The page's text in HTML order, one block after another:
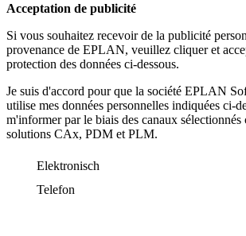
Acceptation de publicité
Si vous souhaitez recevoir de la publicité
provenance de EPLAN, veuillez cliquer et
protection des données ci-dessous.
Je suis d'accord pour que la société EPLAN
utilise mes données personnelles indiquées ci-
m'informer par le biais des canaux sélectionnés
solutions CAx, PDM et PLM.
Elektronisch
Telefon